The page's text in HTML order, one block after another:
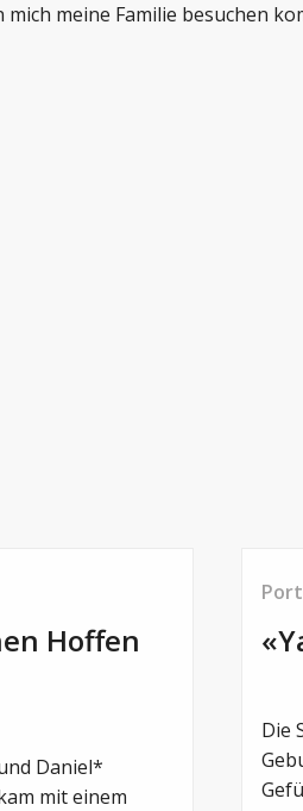
meine Familie besuchen
Hoffen
Daniel*
mit einem
Die